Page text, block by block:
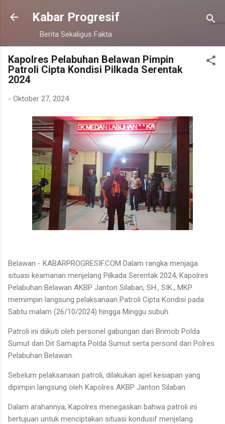
Langsung ke konten utama
Kabar Progresif
Berita Sekaligus Fakta
Kapolres Pelabuhan Belawan Pimpin
Patroli Cipta Kondisi Pilkada Serentak
2024
- Oktober 27, 2024
Belawan - KABARPROGRESIF.COM Dalam rangka menjaga
situasi keamanan menjelang Pilkada Serentak 2024, Kapolres
Pelabuhan Belawan AKBP Janton Silaban, SH., SIK., MKP.
memimpin langsung pelaksanaan Patroli Cipta Kondisi pada
Sabtu malam (26/10/2024) hingga Minggu subuh.
Patroli ini diikuti oleh personel gabungan dari Brimob Polda
Sumut dan Dit Samapta Polda Sumut serta personil dari Polres
Pelabuhan Belawan.
Sebelum pelaksanaan patroli, dilakukan apel kesiapan yang
dipimpin langsung oleh Kapolres AKBP Janton Silaban.
Dalam arahannya, Kapolres menegaskan bahwa patroli ini
bertujuan untuk menciptakan situasi kondusif menjelang